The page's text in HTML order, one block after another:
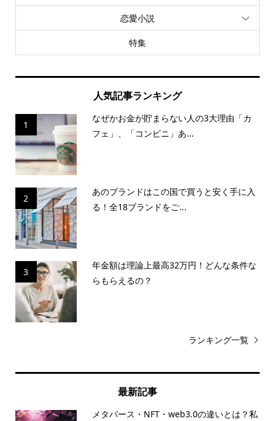
恋愛小説
特集
人気記事ランキング
1
なぜかお金が貯まらない人の3大理由「カ
フェ」、「コンビニ」あ...
2
あのブランドはこの国で買うと安く手に入
る！全18ブランドをご...
3
年金額は理論上最高32万円！どんな条件な
らもらえるの？
ランキング一覧
最新記事
メタバース・NFT・web3.0の違いとは？私